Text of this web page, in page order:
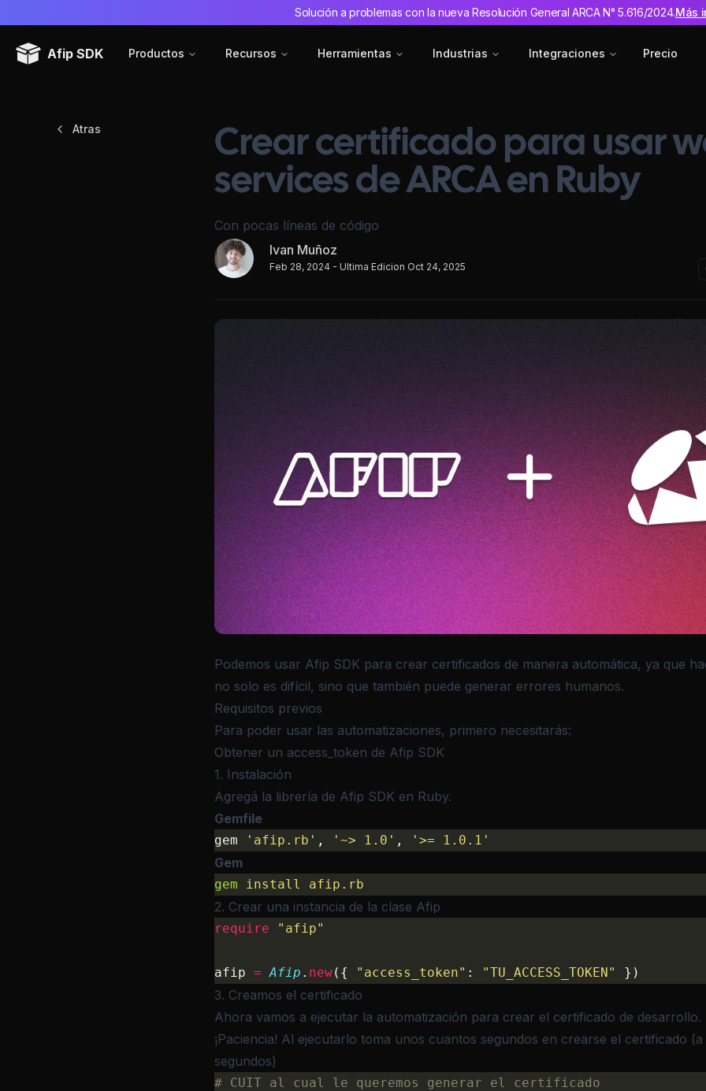
Solución a problemas con la nueva Resolución General ARCA N° 5.616/2024.Más
Afip SDK Productos Recursos Herramientas Industrias Integraciones Precio
Atras
Crear certificado para usar
services de ARCA en Ruby
Con pocas líneas de código
Ivan Muñoz
Feb 28, 2024 - Ultima Edicion Oct 24, 2025
Podemos usar Afip SDK para crear certificados de manera automática, ya que
no solo es difícil, sino que también puede generar errores humanos.
Requisitos previos
Para poder usar las automatizaciones, primero necesitarás:
Obtener un access_token de Afip SDK
1. Instalación
Agregá la librería de Afip SDK en Ruby.
Gemfile
gem 'afip.rb' , '~> 1.0' , '>= 1.0.1'
Gem
gem install afip.rb
2. Crear una instancia de la clase Afip
require "afip"
afip = Afip . new({ "access_token" : "TU_ACCESS_TOKEN" })
3. Creamos el certificado
Ahora vamos a ejecutar la automatización para crear el certificado de desarrollo.
¡Paciencia! Al ejecutarlo toma unos cuantos segundos en crearse el certificado
segundos)
# CUIT al cual le queremos generar el certificado